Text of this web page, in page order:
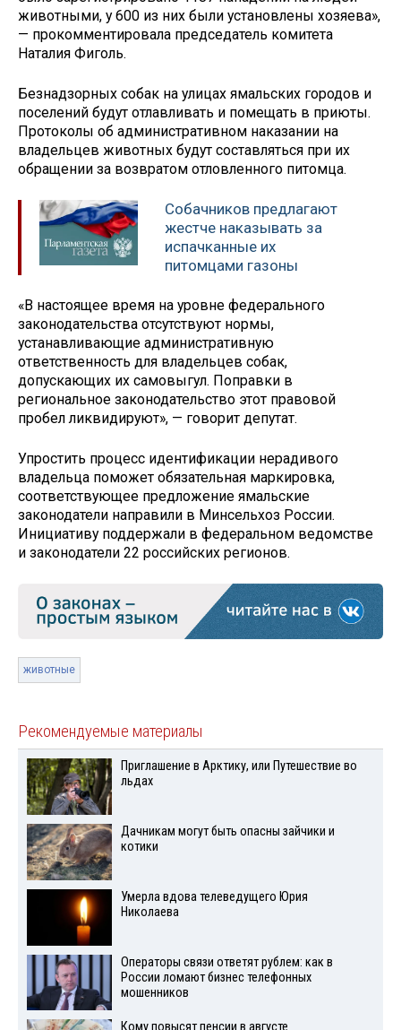
животными, у 600 из них были установлены хозяева»,
— прокомментировала председатель комитета
Наталия Фиголь.
Безнадзорных собак на улицах ямальских городов и
поселений будут отлавливать и помещать в приюты.
Протоколы об административном наказании на
владельцев животных будут составляться при их
обращении за возвратом отловленного питомца.
Собачников предлагают
жестче наказывать за
испачканные их
питомцами газоны
«В настоящее время на уровне федерального
законодательства отсутствуют нормы,
устанавливающие административную
ответственность для владельцев собак,
допускающих их самовыгул. Поправки в
региональное законодательство этот правовой
пробел ликвидируют», — говорит депутат.
Упростить процесс идентификации нерадивого
владельца поможет обязательная маркировка,
соответствующее предложение ямальские
законодатели направили в Минсельхоз России.
Инициативу поддержали в федеральном ведомстве
и законодатели 22 российских регионов.
животные
Рекомендуемые материалы
Приглашение в Арктику, или Путешествие во
льдах
Дачникам могут быть опасны зайчики и
котики
Умерла вдова телеведущего Юрия
Николаева
Операторы связи ответят рублем: как в
России ломают бизнес телефонных
мошенников